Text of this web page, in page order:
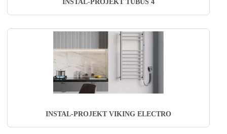
INSTAL-PROJEKT TUBUS 4
INSTAL-PROJEKT VIKING ELECTRO